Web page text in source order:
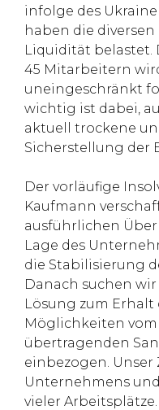
infolge des
haben die
Liquidität belastet.
45 Mitarbeitern
uneingeschränkt
wichtig ist dabei,
aktuell trockene
Sicherstellung der
Der vorläufige
Kaufmann
ausführlichen
Lage des
die Stabilisierung
Danach suchen
Lösung zum Erhalt
Möglichkeiten
übertragenden
einbezogen. Unser
Unternehmens
vieler